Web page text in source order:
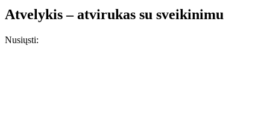
Atvelykis – atvirukas su sveikinimu
Nusiųsti: